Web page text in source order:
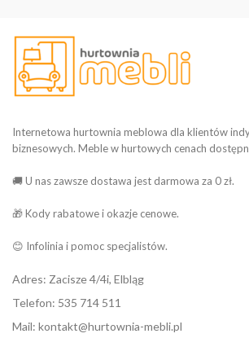
Internetowa hurtownia meblowa dla klientów
biznesowych. Meble w hurtowych cenach
🚚 U nas zawsze dostawa jest darmowa za 0 zł.
🎁 Kody rabatowe i okazje cenowe.
😊 Infolinia i pomoc specjalistów.
Adres: Zacisze 4/4i, Elbląg
Telefon: 535 714 511
Mail: kontakt@hurtownia-mebli.pl